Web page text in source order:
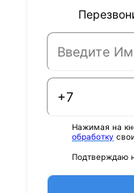
Нажимая на
обработку
Подтверждаю